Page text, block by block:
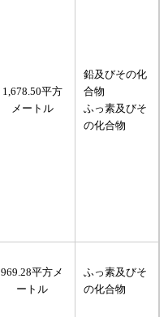
1,678.50平方
メートル
鉛及びその化
合物
ふっ素及びそ
の化合物
969.28平方メ
ートル
ふっ素及びそ
の化合物